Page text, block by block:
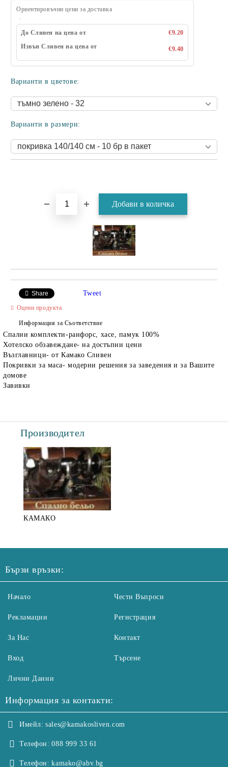
Ориентировъчни цени за доставка
До Сливен на цена от
€9.20
Извън Сливен на цена от
€9.40
Варианти в цветове:
Варианти в размери:
Share Tweet
Оцени продукта
Информация за Съответствие
Спални комплекти-ранфорс, хасе, памук 100%
Хотелско обзавеждане- на достъпни цени
Възглавници- от Камако Сливен
Покривки за маса- модерни решения за заведения и за Вашите
домове
Завивки
Производител
КАМАКО
Бързи връзки:
Начало
Рекламации
За Нас
Вход
Чести Въпроси
Регистрация
Контакт
Търсене
Лични Данни
Информация за контакти:
Имейл: sales@kamakosliven.com
Телефон: 088 999 33 61
Телефон: kamako@abv.bg